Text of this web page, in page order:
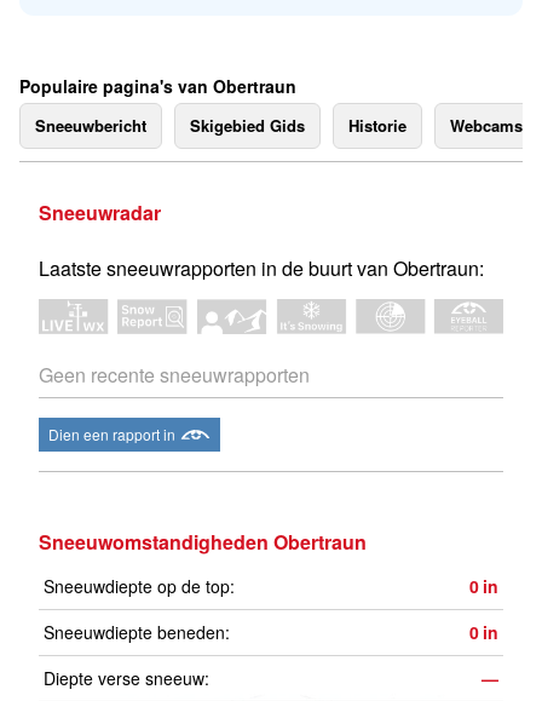
Populaire pagina's van Obertraun
Sneeuwbericht Skigebied Gids Historie Webcams
Sneeuwradar
Laatste sneeuwrapporten in de buurt van Obertraun:
Geen recente sneeuwrapporten
Dien een rapport in
Sneeuwomstandigheden Obertraun
Sneeuwdiepte op de top: 0 in
Sneeuwdiepte beneden:
0 in
Diepte verse sneeuw:
—